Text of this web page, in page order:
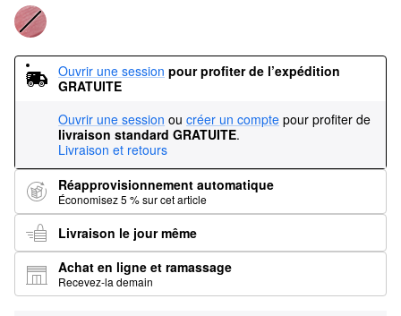
Ouvrir une session pour profiter de l’expédition
GRATUITE
Ouvrir une session ou créer un compte pour profiter de
livraison standard GRATUITE.
Livraison et retours
Réapprovisionnement automatique
Économisez 5 % sur cet article
Livraison le jour même
Achat en ligne et ramassage
Recevez-la demain